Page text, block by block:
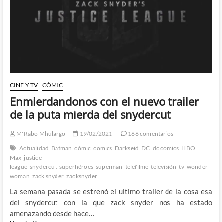
CINE Y TV CÓMIC
Enmierdandonos con el nuevo trailer
de la puta mierda del snydercut
M'Rabo Mhulargo 19/02/2021
166 comentarios
Actualidad Batman cómic comics Darkseid DC dc comics HBO
Max justice
league snydercut superhéroes superman telefilme televisión tv wonder
woman zack snyder zacksnyder
La semana pasada se estrenó el ultimo trailer de la cosa esa
del snydercut con la que zack snyder nos ha estado
amenazando desde hace…